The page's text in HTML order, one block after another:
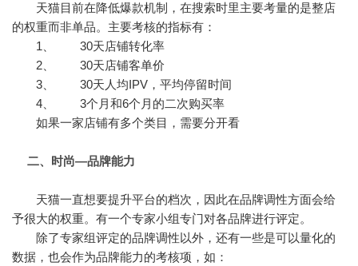
天猫目前在降低爆款机制，在搜索时里主要考量的是整店
的权重而非单品。主要考核的指标有：
1、 30天店铺转化率
2、 30天店铺客单价
3、 30天人均IPV，平均停留时间
4、 3个月和6个月的二次购买率
如果一家店铺有多个类目，需要分开看
二、时尚—品牌能力
天猫一直想要提升平台的档次，因此在品牌调性方面会给
予很大的权重。有一个专家小组专门对各品牌进行评定。
除了专家组评定的品牌调性以外，还有一些是可以量化的
数据，也会作为品牌能力的考核项，如：